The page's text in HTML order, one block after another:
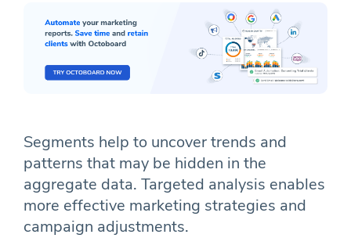
Segments help to uncover trends and
patterns that may be hidden in the
aggregate data. Targeted analysis enables
more effective marketing strategies and
campaign adjustments.